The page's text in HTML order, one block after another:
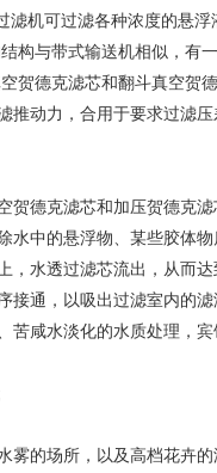
机可过滤各种浓度的悬
构与带式输送机相似，有
贺德克滤芯和翻斗真空贺
动力，合用于要求过滤
贺德克滤芯和加压贺德克
中的悬浮物、某些胶体
，水透过滤芯流出，从而
接通，以吸出过滤室内的
苦咸水淡化的水质处理，
的场所，以及高档花卉的